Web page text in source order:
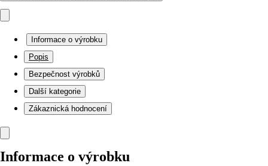
Informace o výrobku
Popis
Bezpečnost výrobků
Další kategorie
Zákaznická hodnocení
Informace o výrobku